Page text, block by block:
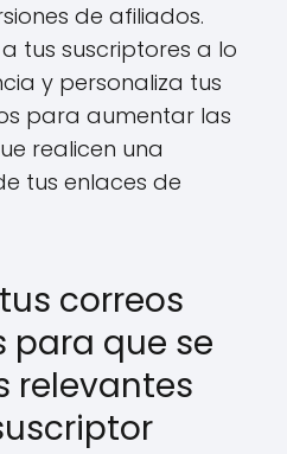
de afiliados.
tus suscriptores a lo
y personaliza tus
para aumentar las
realicen una
tus enlaces de
correos
para que se
relevantes